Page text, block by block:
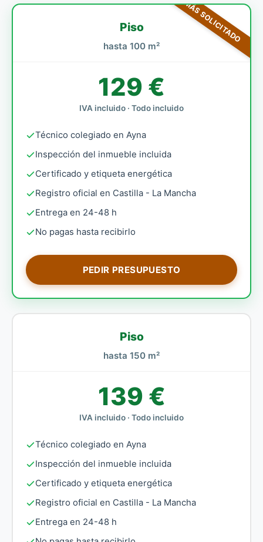
MÁS SOLICITADO
Piso
hasta 100 m²
129 €
IVA incluido · Todo incluido
Técnico colegiado en Ayna
Inspección del inmueble incluida
Certificado y etiqueta energética
Registro oficial en Castilla - La Mancha
Entrega en 24-48 h
No pagas hasta recibirlo
PEDIR PRESUPUESTO
Piso
hasta 150 m²
139 €
IVA incluido · Todo incluido
Técnico colegiado en Ayna
Inspección del inmueble incluida
Certificado y etiqueta energética
Registro oficial en Castilla - La Mancha
Entrega en 24-48 h